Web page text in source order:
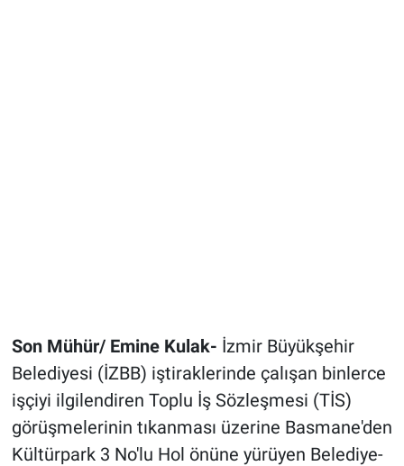
Son Mühür/ Emine Kulak- İzmir Büyükşehir
Belediyesi (İZBB) iştiraklerinde çalışan binlerce
işçiyi ilgilendiren Toplu İş Sözleşmesi (TİS)
görüşmelerinin tıkanması üzerine Basmane'den
Kültürpark 3 No'lu Hol önüne yürüyen Belediye-